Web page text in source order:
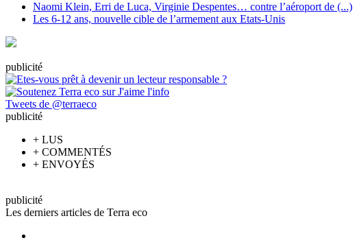
Naomi Klein, Erri de Luca, Virginie Despentes… contre l’aéroport de (...)
Les 6-12 ans, nouvelle cible de l’armement aux Etats-Unis
publicité
Tweets de @terraeco
publicité
+ LUS
+ COMMENTÉS
+ ENVOYÉS
publicité
Les derniers articles de Terra eco